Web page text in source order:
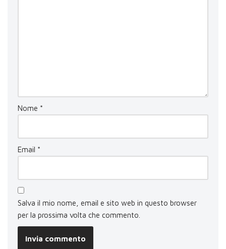
Nome *
Email *
Salva il mio nome, email e sito web in questo browser
per la prossima volta che commento.